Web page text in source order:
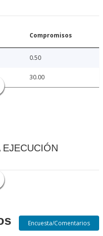
Compromisos
0.50
30.00
Encuesta/Comentarios